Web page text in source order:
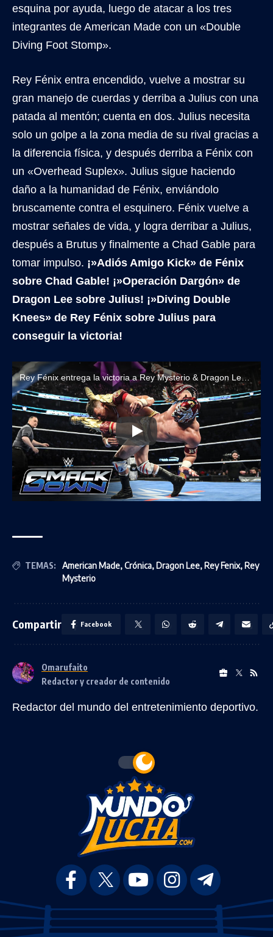
esquina por ayuda, luego de atacar a los tres
integrantes de American Made con un «Double
Diving Foot Stomp».
Rey Fénix entra encendido, vuelve a mostrar su
gran manejo de cuerdas y derriba a Julius con una
patada al mentón; cuenta en dos. Julius necesita
solo un golpe a la zona media de su rival gracias a
la diferencia física, y después derriba a Fénix con
un «Overhead Suplex». Julius sigue haciendo
daño a la humanidad de Fénix, enviándolo
bruscamente contra el esquinero. Fénix vuelve a
mostrar señales de vida, y logra derribar a Julius,
después a Brutus y finalmente a Chad Gable para
tomar impulso. ¡»Adiós Amigo Kick» de Fénix
sobre Chad Gable! ¡»Operación Dargón» de
Dragon Lee sobre Julius! ¡»Diving Double
Knees» de Rey Fénix sobre Julius para
conseguir la victoria!
Rey Fénix entrega la victoria a Rey Mysterio & Dragon Lee ante American Made en Las Vegas
TEMAS: American Made,Crónica,Dragon Lee,Rey Fenix,Rey
Mysterio
Compartir Facebook
Omarufaito
Redactor y creador de contenido
Redactor del mundo del entretenimiento deportivo.